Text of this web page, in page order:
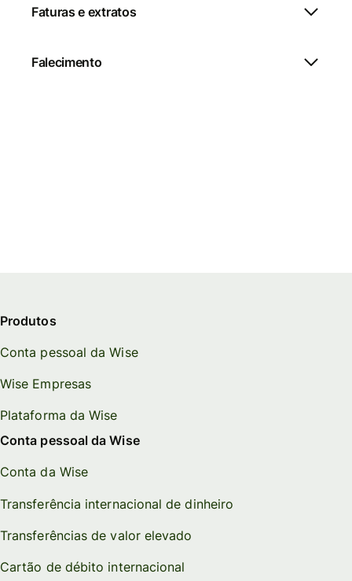
Faturas e extratos
Falecimento
Produtos
Conta pessoal da Wise
Wise Empresas
Plataforma da Wise
Conta pessoal da Wise
Conta da Wise
Transferência internacional de dinheiro
Transferências de valor elevado
Cartão de débito internacional